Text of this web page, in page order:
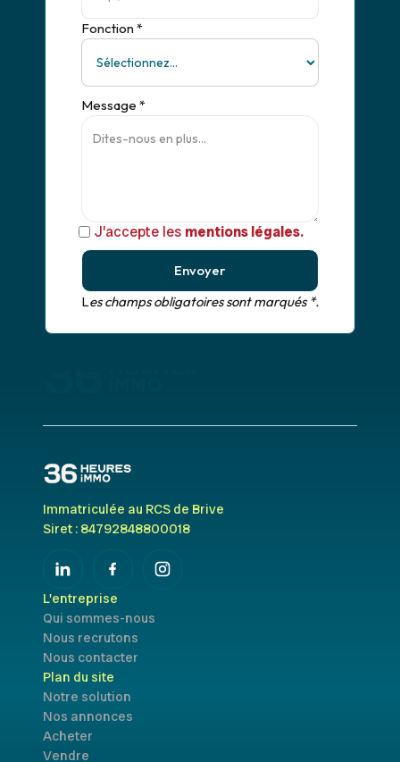
Fonction *
Message *
J’accepte les mentions légales.
Envoyer
Les champs obligatoires sont marqués *.
Immatriculée au RCS de Brive
Siret : 84792848800018
L'entreprise
Qui sommes-nous
Nous recrutons
Nous contacter
Plan du site
Notre solution
Nos annonces
Acheter
Vendre